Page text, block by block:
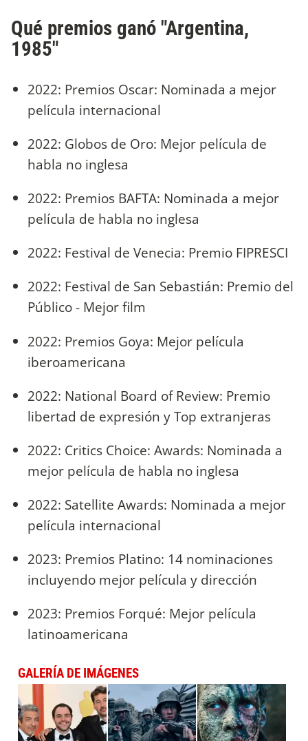
Qué premios ganó "Argentina,
1985"
2022: Premios Oscar: Nominada a mejor
película internacional
2022: Globos de Oro: Mejor película de
habla no inglesa
2022: Premios BAFTA: Nominada a mejor
película de habla no inglesa
2022: Festival de Venecia: Premio FIPRESCI
2022: Festival de San Sebastián: Premio del
Público - Mejor film
2022: Premios Goya: Mejor película
iberoamericana
2022: National Board of Review: Premio
libertad de expresión y Top extranjeras
2022: Critics Choice: Awards: Nominada a
mejor película de habla no inglesa
2022: Satellite Awards: Nominada a mejor
película internacional
2023: Premios Platino: 14 nominaciones
incluyendo mejor película y dirección
2023: Premios Forqué: Mejor película
latinoamericana
GALERÍA DE IMÁGENES